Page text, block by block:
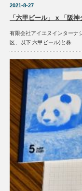
2021-8-27
「六甲ビール」 x 「阪
有限会社アイエヌインターナ
区、以下 六甲ビール)と株…